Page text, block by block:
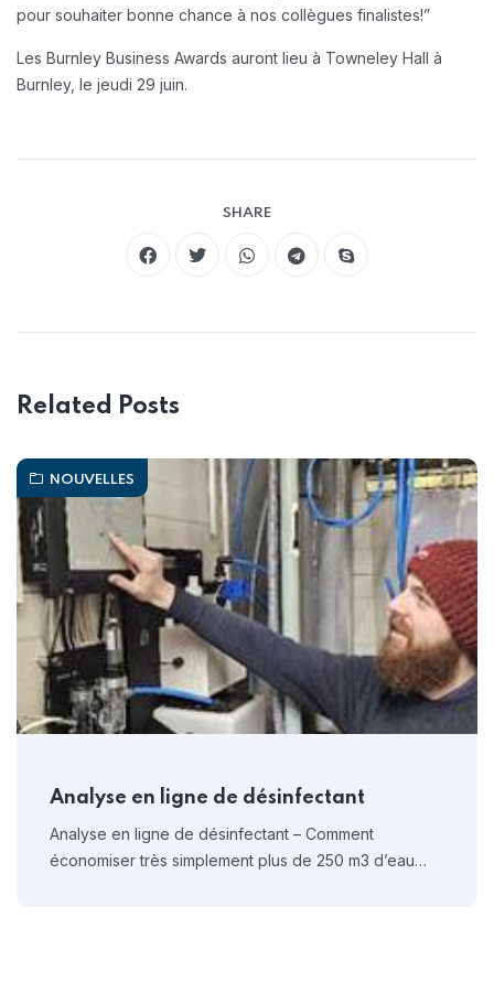
pour souhaiter bonne chance à nos collègues finalistes!”
Les Burnley Business Awards auront lieu à Towneley Hall à
Burnley, le jeudi 29 juin.
SHARE
Related Posts
NOUVELLES
Analyse en ligne de désinfectant
Analyse en ligne de désinfectant – Comment
économiser très simplement plus de 250 m3 d’eau…